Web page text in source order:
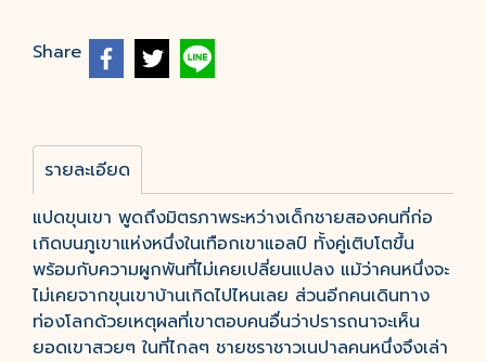
Share
รายละเอียด
แปดขุนเขา พูดถึงมิตรภาพระหว่างเด็กชายสองคนที่ก่อ
เกิดบนภูเขาแห่งหนึ่งในเทือกเขาแอลป์ ทั้งคู่เติบโตขึ้น
พร้อมกับความผูกพันที่ไม่เคยเปลี่ยนแปลง แม้ว่าคนหนึ่งจะ
ไม่เคยจากขุนเขาบ้านเกิดไปไหนเลย ส่วนอีกคนเดินทาง
ท่องโลกด้วยเหตุผลที่เขาตอบคนอื่นว่าปรารถนาจะเห็น
ยอดเขาสวยๆ ในที่ไกลๆ ชายชราชาวเนปาลคนหนึ่งจึงเล่า